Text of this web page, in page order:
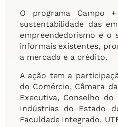
O programa Campo
sustentabilidade das
empreendedorismo e o
informais existentes,
a mercado e a crédito.
A ação tem a
do Comércio, Câmara
Executiva, Conselho do
Indústrias do Estado
Faculdade Integrado,